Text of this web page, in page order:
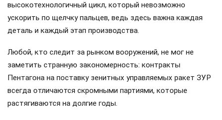
высокотехнологичный цикл, который невозможно
ускорить по щелчку пальцев, ведь здесь важна каждая
деталь и каждый этап производства.
Любой, кто следит за рынком вооружений, не мог не
заметить странную закономерность: контракты
Пентагона на поставку зенитных управляемых ракет ЗУР
всегда отличаются скромными партиями, которые
растягиваются на долгие годы.